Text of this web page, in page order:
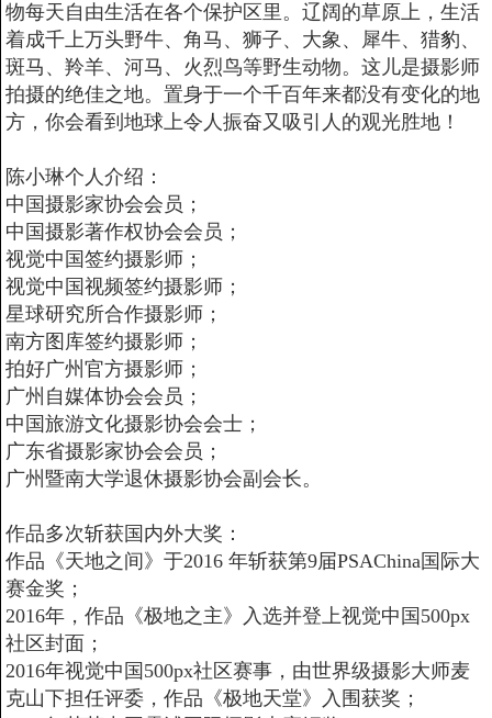
物每天自由生活在各个保护区里。辽阔的草原上，生活
着成千上万头野牛、角马、狮子、大象、犀牛、猎豹、
斑马、羚羊、河马、火烈鸟等野生动物。这儿是摄影师
拍摄的绝佳之地。置身于一个千百年来都没有变化的地
方，你会看到地球上令人振奋又吸引人的观光胜地！
陈小琳个人介绍：
中国摄影家协会会员；
中国摄影著作权协会会员；
视觉中国签约摄影师；
视觉中国视频签约摄影师；
星球研究所合作摄影师；
南方图库签约摄影师；
拍好广州官方摄影师；
广州自媒体协会会员；
中国旅游文化摄影协会会士；
广东省摄影家协会会员；
广州暨南大学退休摄影协会副会长。
作品多次斩获国内外大奖：
作品《天地之间》于2016 年斩获第9届PSAChina国际大
赛金奖；
2016年，作品《极地之主》入选并登上视觉中国500px
社区封面；
2016年视觉中国500px社区赛事，由世界级摄影大师麦
克山下担任评委，作品《极地天堂》入围获奖；